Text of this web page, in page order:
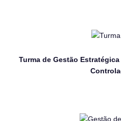
Turma de Gestão